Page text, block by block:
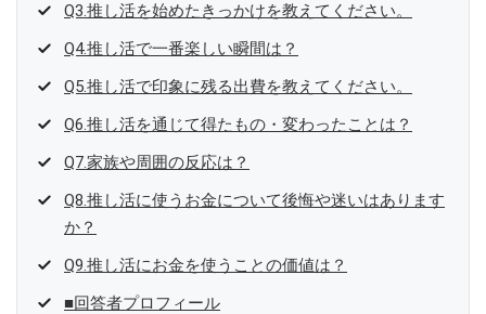
Q3.推し活を始めたきっかけを教えてください。
Q4.推し活で一番楽しい瞬間は？
Q5.推し活で印象に残る出費を教えてください。
Q6.推し活を通じて得たもの・変わったことは？
Q7.家族や周囲の反応は？
Q8.推し活に使うお金について後悔や迷いはあります
か？
Q9.推し活にお金を使うことの価値は？
■回答者プロフィール